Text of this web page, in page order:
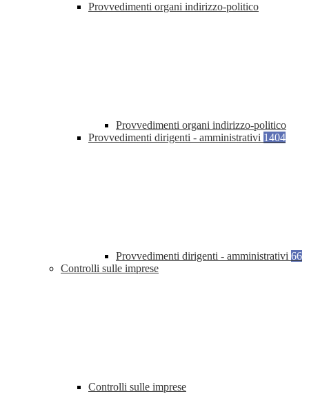
Provvedimenti organi indirizzo-politico
Provvedimenti organi indirizzo-politico
Provvedimenti dirigenti - amministrativi 1404
Provvedimenti dirigenti - amministrativi 66
Controlli sulle imprese
Controlli sulle imprese